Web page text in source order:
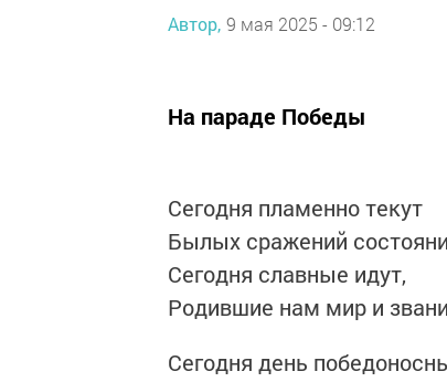
Автор, 9 мая 2025 - 09:12
На параде Победы
Сегодня пламенно текут
Былых сражений
Сегодня славные идут,
Родившие нам мир и
Сегодня день